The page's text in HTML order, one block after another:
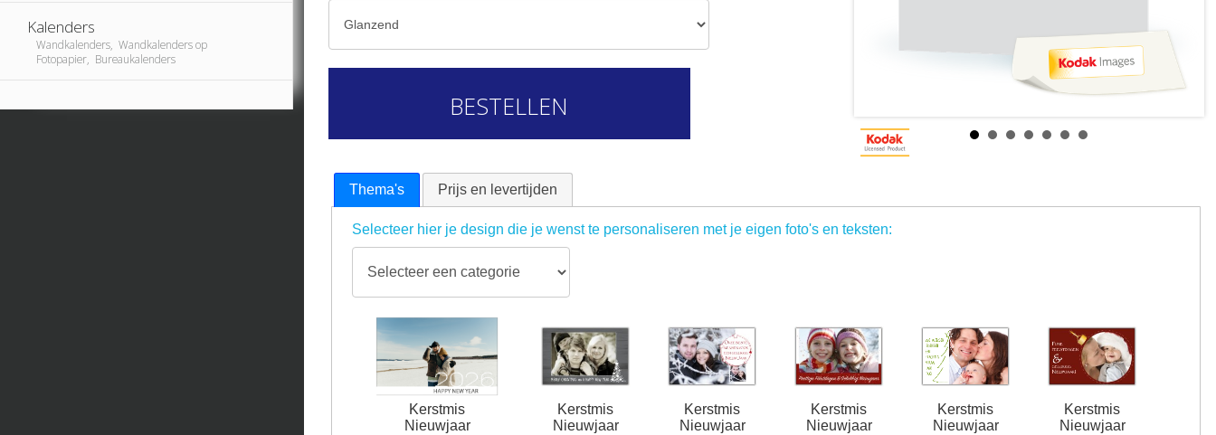
Kalenders
Wandkalenders, Wandkalenders op
Fotopapier, Bureaukalenders
BESTELLEN
Thema's Prijs en levertijden
Selecteer hier je design die je wenst te personaliseren met je eigen foto's en teksten:
Kerstmis
Nieuwjaar
Kerstmis
Nieuwjaar
Kerstmis
Nieuwjaar
Kerstmis
Nieuwjaar
Kerstmis
Nieuwjaar
Kerstmis
Nieuwjaar